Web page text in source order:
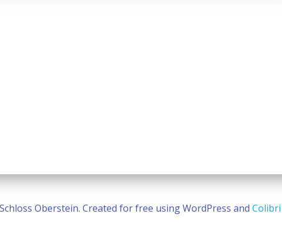
Oberstein. Created for free using WordPress and Colibri